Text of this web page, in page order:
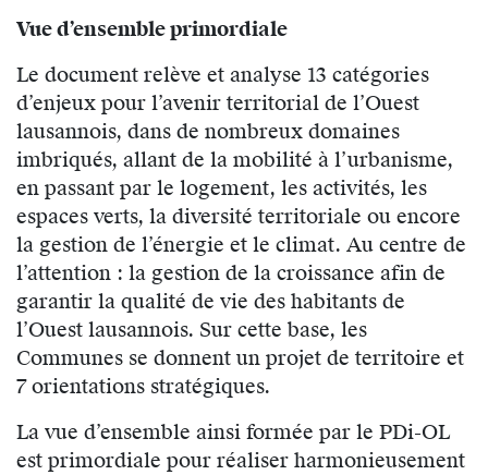
Vue d’ensemble primordiale
Le document relève et analyse 13 catégories
d’enjeux pour l’avenir territorial de l’Ouest
lausannois, dans de nombreux domaines
imbriqués, allant de la mobilité à l’urbanisme,
en passant par le logement, les activités, les
espaces verts, la diversité territoriale ou encore
la gestion de l’énergie et le climat. Au centre de
l’attention : la gestion de la croissance afin de
garantir la qualité de vie des habitants de
l’Ouest lausannois. Sur cette base, les
Communes se donnent un projet de territoire et
7 orientations stratégiques.
La vue d’ensemble ainsi formée par le PDi-OL
est primordiale pour réaliser harmonieusement